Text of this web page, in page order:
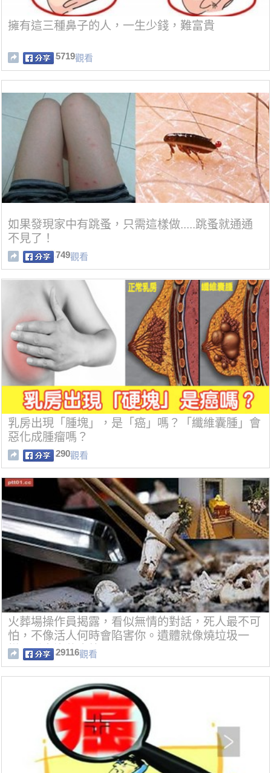
擁有這三種鼻子的人，一生少錢，難富貴
5719觀看
如果發現家中有跳蚤，只需這樣做.....跳蚤就通通
不見了！
749觀看
乳房出現「腫塊」，是「癌」嗎？「纖維囊腫」會
惡化成腫瘤嗎？
290觀看
火葬場操作員揭露，看似無情的對話，死人最不可
怕，不像活人何時會陷害你。遺體就像燒垃圾一
樣，看完沒什麼放不下了...
29116觀看